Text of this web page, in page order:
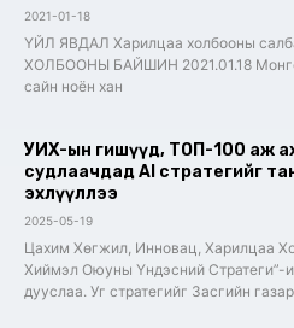
2021-01-18
ҮЙЛ ЯВДАЛ Харилцаа холбооны
ХОЛБООНЫ БАЙШИН 2021.01.18
сайн ноён хан
УИХ-ын гишүүд, ТОП-100 аж
судлаачдад AI стратегийг
эхлүүллээ
2025-05-19
Цахим Хөгжил, Инновац, Харилцаа
Хиймэл Оюуны Үндэсний Стратеги”-
дууслаа. Уг стратегийг Засгийн